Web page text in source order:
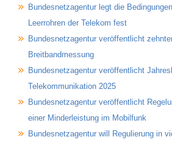
Bundesnetzagentur legt die
Leerrohren der Telekom fest
Bundesnetzagentur veröffentlicht
Breitbandmessung
Bundesnetzagentur veröffentlicht
Telekommunikation 2025
Bundesnetzagentur veröffentlicht
einer Minderleistung im Mobilfunk
Bundesnetzagentur will Regulierung in